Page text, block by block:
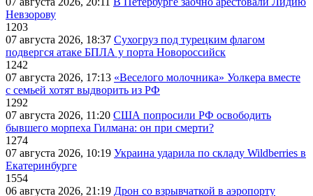
Невзорову
1203
07 августа 2026, 18:37 Сухогруз под турецким флагом
подвергся атаке БПЛА у порта Новороссийск
1242
07 августа 2026, 17:13 «Веселого молочника» Уолкера вместе
с семьей хотят выдворить из РФ
1292
07 августа 2026, 11:20 США попросили РФ освободить
бывшего морпеха Гилмана: он при смерти?
1274
07 августа 2026, 10:19 Украина ударила по складу Wildberries в
Екатеринбурге
1554
06 августа 2026, 21:19 Дрон со взрывчаткой в аэропорту